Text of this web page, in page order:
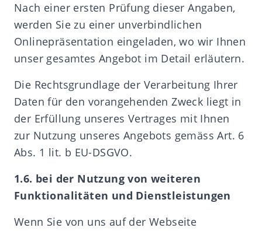
Nach einer ersten Prüfung dieser Angaben,
werden Sie zu einer unverbindlichen
Onlinepräsentation eingeladen, wo wir Ihnen
unser gesamtes Angebot im Detail erläutern.
Die Rechtsgrundlage der Verarbeitung Ihrer
Daten für den vorangehenden Zweck liegt in
der Erfüllung unseres Vertrages mit Ihnen
zur Nutzung unseres Angebots gemäss Art. 6
Abs. 1 lit. b EU-DSGVO.
1.6. bei der Nutzung von weiteren
Funktionalitäten und Dienstleistungen
Wenn Sie von uns auf der Webseite